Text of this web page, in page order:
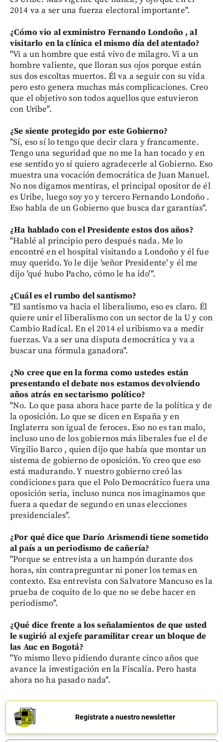
2014 va a ser una fuerza electoral importante".
¿Cómo vio al exministro Fernando Londoño , al
visitarlo en la clínica el mismo día del atentado?
"Vi a un hombre que está vivo de milagro. Vi a un
hombre valiente, que lloran sus ojos porque están
sus dos escoltas muertos. Él va a seguir con su vida
pero esto genera muchas más complicaciones. Creo
que el objetivo son todos aquellos que estuvieron
con Uribe".
¿Se siente protegido por este Gobierno?
"Sí, eso sí lo tengo que decir clara y francamente.
Tengo una seguridad que no me la han tocado y en
ese sentido yo sí quiero agradecerle al Gobierno. Eso
muestra una vocación democrática de Juan Manuel.
No nos digamos mentiras, el principal opositor de él
es Uribe, luego soy yo y tercero Fernando Londoño .
Eso habla de un Gobierno que busca dar garantías".
¿Ha hablado con el Presidente estos dos años?
"Hablé al principio pero después nada. Me lo
encontré en el hospital visitando a Londoño y él fue
muy querido. Yo le dije 'señor Presidente' y él me
dijo 'qué hubo Pacho, cómo le ha ido'".
¿Cuál es el rumbo del santismo?
"El santismo va hacia el liberalismo, eso es claro. Él
quiere unir el liberalismo con un sector de la U y con
Cambio Radical. En el 2014 el uribismo va a medir
fuerzas. Va a ser una disputa democrática y va a
buscar una fórmula ganadora".
¿No cree que en la forma como ustedes están
presentando el debate nos estamos devolviendo
años atrás en sectarismo político?
"No. Lo que pasa ahora hace parte de la política y de
la oposición. Lo que se dicen en España y en
Inglaterra son igual de feroces. Eso no es tan malo,
incluso uno de los gobiernos más liberales fue el de
Virgilio Barco , quien dijo que había que montar un
sistema de gobierno de oposición. Yo creo que eso
está madurando. Y nuestro gobierno creó las
condiciones para que el Polo Democrático fuera una
oposición seria, incluso nunca nos imaginamos que
fuera a quedar de segundo en unas elecciones
presidenciales".
¿Por qué dice que Darío Arismendi tiene sometido
al país a un periodismo de cañería?
"Porque se entrevista a un hampón durante dos
horas, sin contrapreguntar ni poner los temas en
contexto. Esa entrevista con Salvatore Mancuso es la
prueba de coquito de lo que no se debe hacer en
periodismo".
¿Qué dice frente a los señalamientos de que usted
le sugirió al exjefe paramilitar crear un bloque de
las Auc en Bogotá?
"Yo mismo llevo pidiendo durante cinco años que
avance la investigación en la Fiscalía. Pero hasta
ahora no ha pasado nada".
Regístrate a nuestro newsletter